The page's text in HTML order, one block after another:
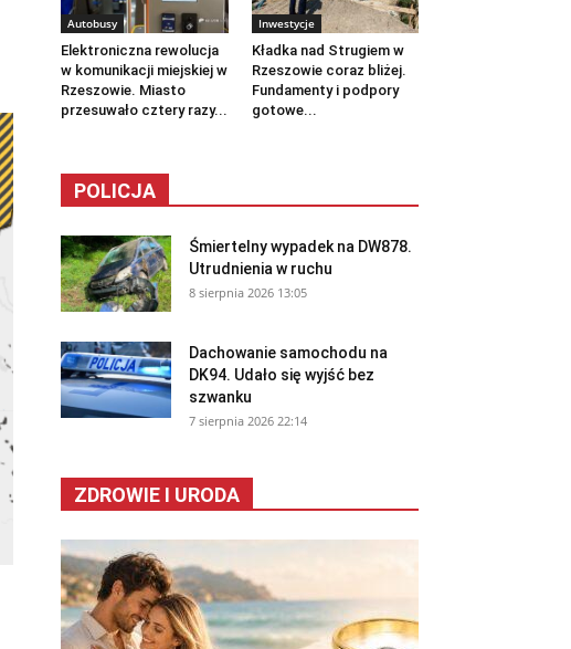
Autobusy
Elektroniczna rewolucja
w komunikacji miejskiej w
Rzeszowie. Miasto
przesuwało cztery razy...
Inwestycje
Kładka nad Strugiem w
Rzeszowie coraz bliżej.
Fundamenty i podpory
gotowe...
POLICJA
Śmiertelny wypadek na DW878.
Utrudnienia w ruchu
8 sierpnia 2026 13:05
Dachowanie samochodu na
DK94. Udało się wyjść bez
szwanku
7 sierpnia 2026 22:14
ZDROWIE I URODA